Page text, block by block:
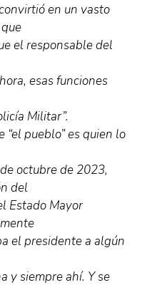
en un vasto
el responsable del
esas funciones
Militar”.
pueblo” es quien lo
octubre de 2023,
del
Estado Mayor
el presidente a algún
y siempre ahí. Y se